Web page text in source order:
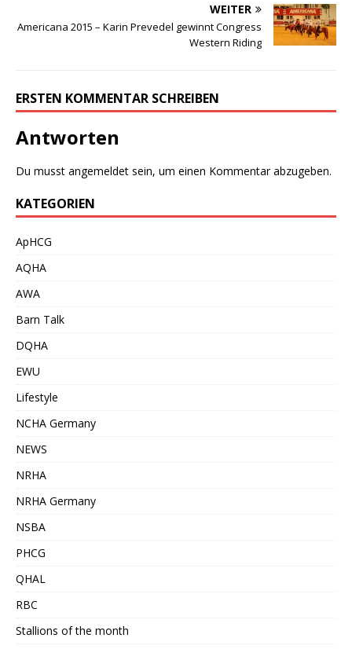
WEITER
Americana 2015 – Karin Prevedel gewinnt Congress
Western Riding
ERSTEN KOMMENTAR SCHREIBEN
Antworten
Du musst angemeldet sein, um einen Kommentar abzugeben.
KATEGORIEN
ApHCG
AQHA
AWA
Barn Talk
DQHA
EWU
Lifestyle
NCHA Germany
NEWS
NRHA
NRHA Germany
NSBA
PHCG
QHAL
RBC
Stallions of the month